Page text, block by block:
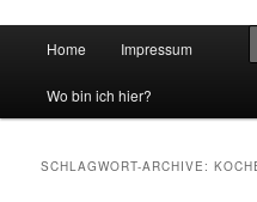
vidgames.de
Zum Inhalt wechseln
Zum sekundären Inhalt
Home Impressum
Wo bin ich hier?
SCHLAGWORT-ARCHIVE: